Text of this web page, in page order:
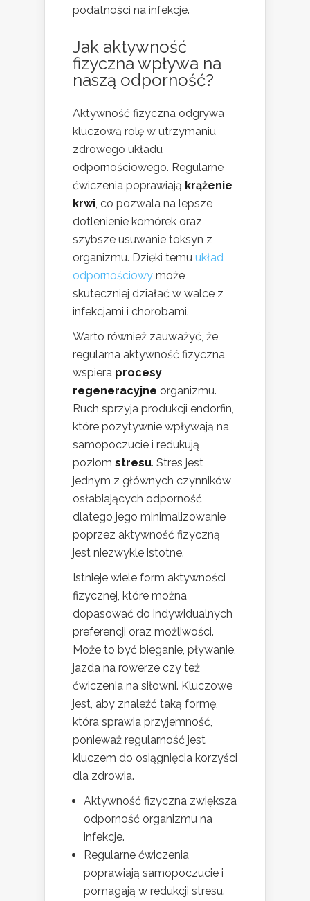
podatności na infekcje.
Jak aktywność
fizyczna wpływa na
naszą odporność?
Aktywność fizyczna odgrywa
kluczową rolę w utrzymaniu
zdrowego układu
odpornościowego. Regularne
ćwiczenia poprawiają krążenie
krwi, co pozwala na lepsze
dotlenienie komórek oraz
szybsze usuwanie toksyn z
organizmu. Dzięki temu układ
odpornościowy może
skuteczniej działać w walce z
infekcjami i chorobami.
Warto również zauważyć, że
regularna aktywność fizyczna
wspiera procesy
regeneracyjne organizmu.
Ruch sprzyja produkcji endorfin,
które pozytywnie wpływają na
samopoczucie i redukują
poziom stresu. Stres jest
jednym z głównych czynników
osłabiających odporność,
dlatego jego minimalizowanie
poprzez aktywność fizyczną
jest niezwykle istotne.
Istnieje wiele form aktywności
fizycznej, które można
dopasować do indywidualnych
preferencji oraz możliwości.
Może to być bieganie, pływanie,
jazda na rowerze czy też
ćwiczenia na siłowni. Kluczowe
jest, aby znaleźć taką formę,
która sprawia przyjemność,
ponieważ regularność jest
kluczem do osiągnięcia korzyści
dla zdrowia.
Aktywność fizyczna zwiększa
odporność organizmu na
infekcje.
Regularne ćwiczenia
poprawiają samopoczucie i
pomagają w redukcji stresu.